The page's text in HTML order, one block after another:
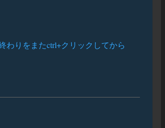
わりをまたctrl+クリックしてから